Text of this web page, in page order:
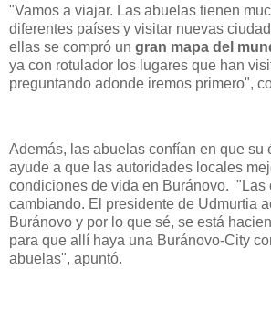
"Vamos a viajar. Las abuelas tienen
diferentes países y visitar nuevas
ellas se compró un gran mapa del
ya con rotulador los lugares que han
preguntando adonde iremos primero",
Además, las abuelas confían en que su
ayude a que las autoridades locales
condiciones de vida en Buránovo. "Las
cambiando. El presidente de Udmurtia
Buránovo y por lo que sé, se está
para que allí haya una Buránovo-City
abuelas", apuntó.